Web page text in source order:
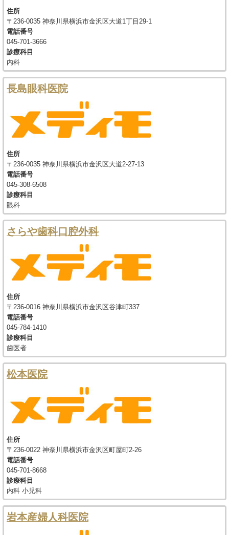
住所
〒236-0035 神奈川県横浜市金沢区大道1丁目29-1
電話番号
045-701-3666
診療科目
内科
長島眼科医院
住所
〒236-0035 神奈川県横浜市金沢区大道2-27-13
電話番号
045-308-6508
診療科目
眼科
さらや歯科口腔外科
住所
〒236-0016 神奈川県横浜市金沢区谷津町337
電話番号
045-784-1410
診療科目
歯医者
松本医院
住所
〒236-0022 神奈川県横浜市金沢区町屋町2-26
電話番号
045-701-8668
診療科目
内科 小児科
岩本産婦人科医院